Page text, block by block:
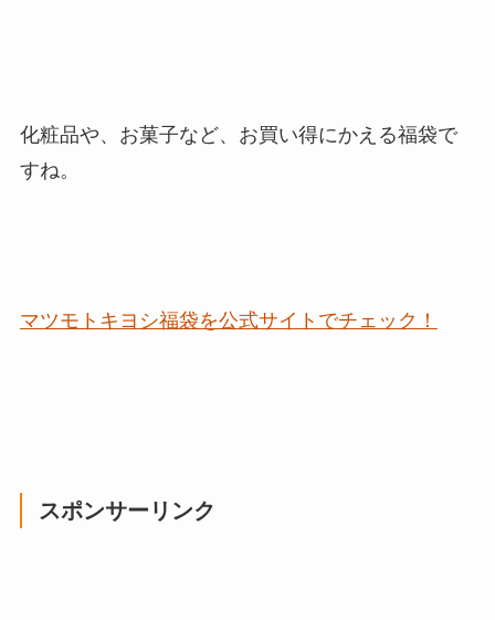
化粧品や、お菓子など、お買い得にかえる福袋で
すね。
マツモトキヨシ福袋を公式サイトでチェック！
スポンサーリンク